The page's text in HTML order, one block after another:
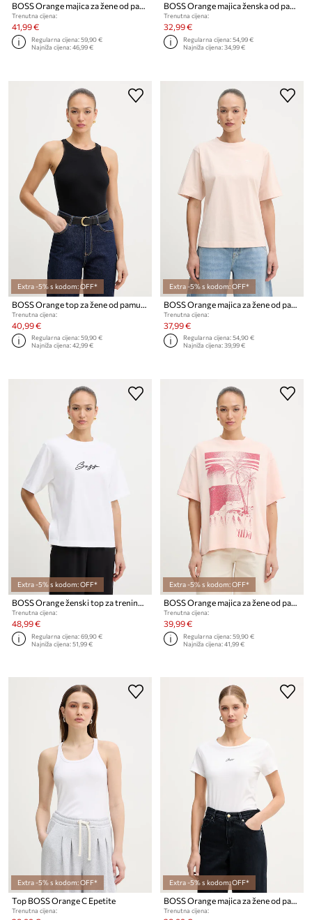
BOSS Orange majica za žene od pamuka C Eboys 2
Trenutna cijena:
41,99 €
Regularna cijena:59,90 €
Najniža cijena:46,99 €
BOSS Orange majica ženska od pamuka C_Esogo_3
Trenutna cijena:
32,99 €
Regularna cijena:54,99 €
Najniža cijena:34,99 €
Extra -5% s kodom: OFF*
Trenutna cijena:
40,99 €
Regularna cijena:59,90 €
Najniža cijena:42,99 €
Extra -5% s kodom: OFF*
Trenutna cijena:
37,99 €
Regularna cijena:54,90 €
Najniža cijena:39,99 €
Extra -5% s kodom: OFF*
BOSS Orange ženski top za trening od pamuka C Eregular 2
Trenutna cijena:
48,99 €
Regularna cijena:69,90 €
Najniža cijena:51,99 €
Extra -5% s kodom: OFF*
BOSS Orange majica za žene od pamuka C Eboys 2
Trenutna cijena:
39,99 €
Regularna cijena:59,90 €
Najniža cijena:41,99 €
Extra -5% s kodom: OFF*
Top BOSS Orange C Epetite
Trenutna cijena:
Extra -5% s kodom: OFF*
BOSS Orange majica za žene od pamuka C Elove embro
Trenutna cijena: